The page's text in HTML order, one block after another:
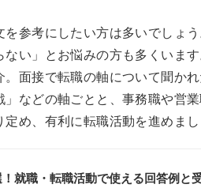
参考にしたい方は多いでしょ
ない」とお悩みの方も多くいま
面接で転職の軸について聞か
」などの軸ごとと、事務職や営
め、有利に転職活動を進めまし
就職・転職活動で使える回答例と